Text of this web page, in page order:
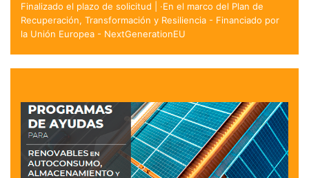
Finalizado el plazo de solicitud | ·En el marco del Plan de
Recuperación, Transformación y Resiliencia - Financiado por
la Unión Europea - NextGenerationEU